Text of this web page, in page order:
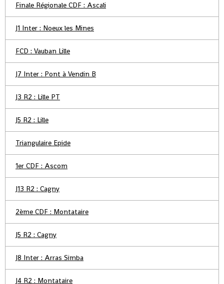
Finale Régionale CDF : Ascali
J1 Inter : Noeux les Mines
FCD : Vauban Lille
J7 Inter : Pont à Vendin B
J3 R2 : Lille PT
J5 R2 : Lille
Triangulaire Epide
1er CDF : Ascom
J13 R2 : Cagny
2ème CDF : Montataire
J5 R2 : Cagny
J8 Inter : Arras Simba
J4 R2 : Montataire